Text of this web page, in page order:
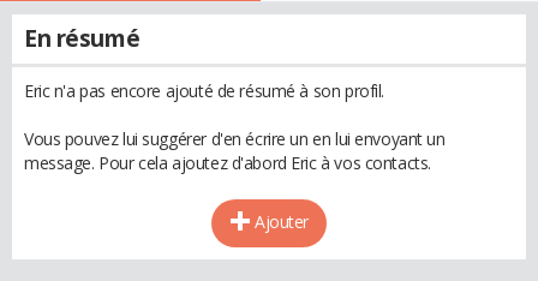
En résumé
Eric n'a pas encore ajouté de résumé à son profil.
Vous pouvez lui suggérer d'en écrire un en lui envoyant un
message. Pour cela ajoutez d'abord Eric à vos contacts.
Ajouter